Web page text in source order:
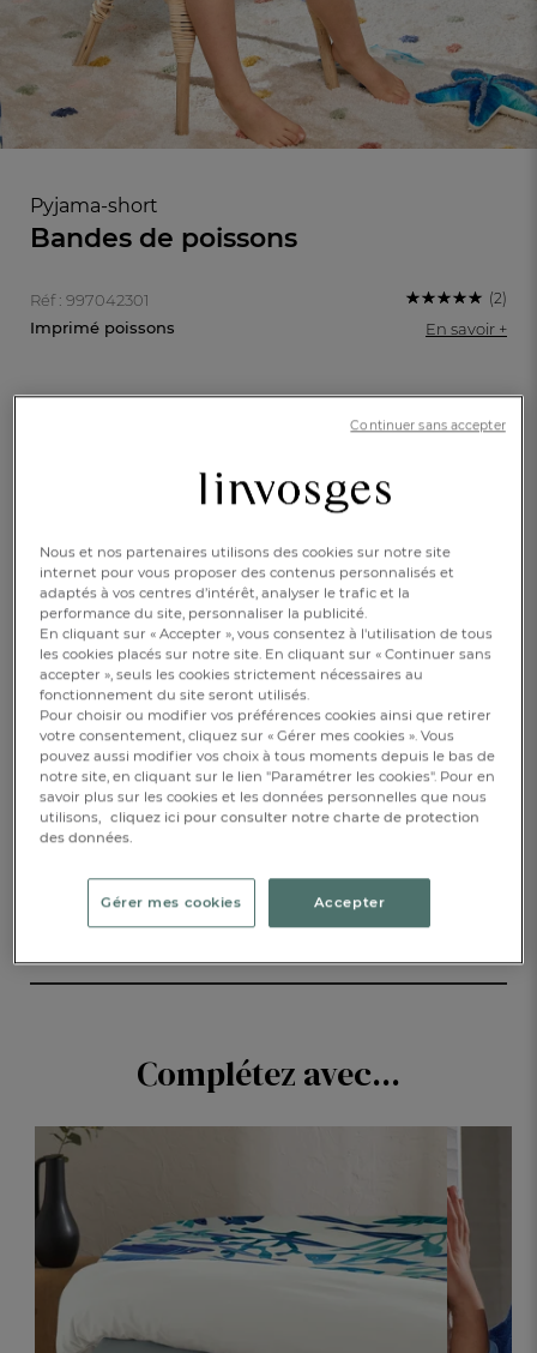
AT
Pyjama-short
Bandes de poissons
Réf : 997042301
Imprimé poissons
(2)
En savoir +
4/5 ans
Disponible
29,00 €
1 AJOUTER AU PANIER
RÉSERVER EN BOUTIQUE
DESCRIPTION
Complétez avec...
Nous et nos partenaires utilisons des cookies sur notre site
internet pour vous proposer des contenus personnalisés et
adaptés à vos centres d’intérêt, analyser le trafic et la
performance du site, personnaliser la publicité.
En cliquant sur « Accepter », vous consentez à l'utilisation de tous
les cookies placés sur notre site. En cliquant sur « Continuer sans
accepter », seuls les cookies strictement nécessaires au
fonctionnement du site seront utilisés.
Pour choisir ou modifier vos préférences cookies ainsi que retirer
votre consentement, cliquez sur « Gérer mes cookies ». Vous
pouvez aussi modifier vos choix à tous moments depuis le bas de
notre site, en cliquant sur le lien "Paramétrer les cookies". Pour en
savoir plus sur les cookies et les données personnelles que nous
utilisons, cliquez ici pour consulter notre charte de protection
des données.
Gérer mes cookies Accepter
Continuer sans accepter